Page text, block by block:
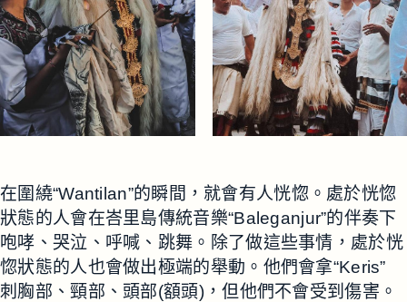
在圍繞“Wantilan”的瞬間，就會有人恍惚。處於恍惚
狀態的人會在峇里島傳統音樂“Baleganjur”的伴奏下
咆哮、哭泣、呼喊、跳舞。除了做這些事情，處於恍
惚狀態的人也會做出極端的舉動。他們會拿“Keris”
刺胸部、頸部、頭部(額頭)，但他們不會受到傷害。